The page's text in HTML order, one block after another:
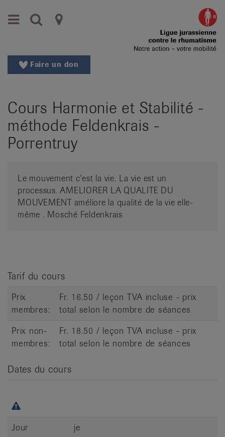
vers
au
Aller
Changer
région
Changer
Faire un don
Cours Harmonie et Stabilité -
méthode Feldenkrais -
Porrentruy
Le mouvement c'est la vie. La vie est un
processus. AMELIORER LA QUALITE DU
MOUVEMENT améliore la qualité de la vie elle-
même . Mosché Feldenkrais
Tarif du cours
Prix
membres:
Fr. 16.50 / leçon TVA incluse - prix
total selon le nombre de séances
Prix non-
membres:
Fr. 18.50 / leçon TVA incluse - prix
total selon le nombre de séances
Dates du cours
Jour
je
Menu Recherche
Ligues
contre
le
|
Organisations
nationales
patients